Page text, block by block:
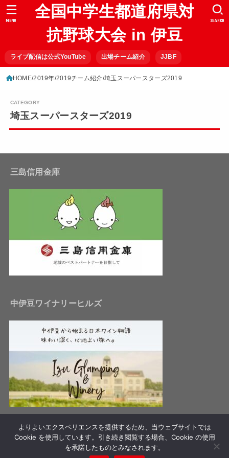
全国中学生都道府県対
抗野球大会 in 伊豆
ライブ配信は公式YouTube 出場チーム紹介 JJBF
SEARCH
MENU
HOME 2019年 2019チーム紹介 埼玉スーパースターズ2019
埼玉スーパースターズ2019
三島信用金庫
中伊豆ワイナリーヒルズ
HOME YouTube
応援メッセージ
一般財団法人日本中学生野球連盟
よりよいエクスペリエンスを提供するため、当ウェブサイトでは
Cookie を使用しています。引き続き閲覧する場合、Cookie の使用
を承諾したものとみなされます。